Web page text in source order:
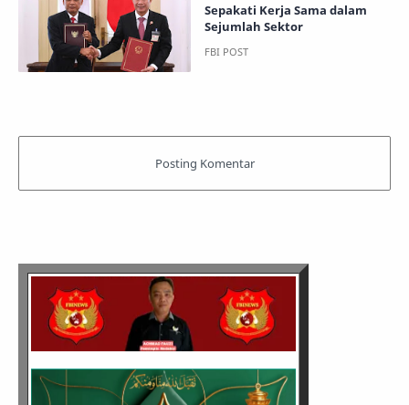
Sepakati Kerja Sama dalam
Sejumlah Sektor